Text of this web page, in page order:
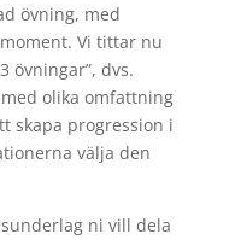
övning, med
Vi tittar nu
övningar”, dvs.
olika omfattning
skapa progression i
välja den
ni vill dela